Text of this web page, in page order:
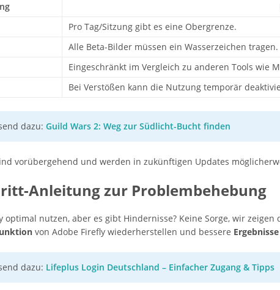
Pro Tag/Sitzung gibt es eine Obergrenze.
Alle Beta-Bilder müssen ein Wasserzeichen tragen.
Eingeschränkt im Vergleich zu anderen Tools wie
Bei Verstößen kann die Nutzung temporär
dazu: Guild Wars 2: Weg zur Südlicht-Bucht finden
vorübergehend und werden in zukünftigen Updates
Anleitung zur Problembehebung
optimal nutzen, aber es gibt Hindernisse? Keine Sorge, wir
von Adobe Firefly wiederherstellen und bessere Ergebnisse
dazu: Lifeplus Login Deutschland – Einfacher Zugang & Tipps